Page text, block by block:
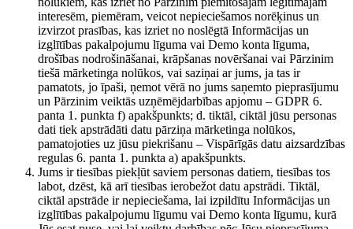
interesēm, piemēram, veicot nepieciešamos norēķinus un
izvirzot prasības, kas izriet no noslēgtā Informācijas un
izglītības pakalpojumu līguma vai Demo konta līguma,
drošības nodrošināšanai, krāpšanas novēršanai vai Pārzinim
tiešā mārketinga nolūkos, vai saziņai ar jums, ja tas ir
pamatots, jo īpaši, ņemot vērā no jums saņemto pieprasījumu
un Pārzinim veiktās uzņēmējdarbības apjomu – GDPR 6.
panta 1. punkta f) apakšpunkts; d. tiktāl, ciktāl jūsu personas
dati tiek apstrādāti datu pārziņa mārketinga nolūkos,
pamatojoties uz jūsu piekrišanu – Vispārīgās datu aizsardzības
regulas 6. panta 1. punkta a) apakšpunkts.
Jums ir tiesības piekļūt saviem personas datiem, tiesības tos
labot, dzēst, kā arī tiesības ierobežot datu apstrādi. Tiktāl,
ciktāl apstrāde ir nepieciešama, lai izpildītu Informācijas un
izglītības pakalpojumu līgumu vai Demo konta līgumu, kurā